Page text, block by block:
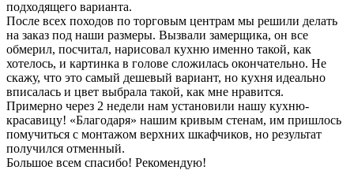
подходящего варианта.
После всех походов по торговым центрам мы решили делать
на заказ под наши размеры. Вызвали замерщика, он все
обмерил, посчитал, нарисовал кухню именно такой, как
хотелось, и картинка в голове сложилась окончательно. Не
скажу, что это самый дешевый вариант, но кухня идеально
вписалась и цвет выбрала такой, как мне нравится.
Примерно через 2 недели нам установили нашу кухню-
красавицу! «Благодаря» нашим кривым стенам, им пришлось
помучиться с монтажом верхних шкафчиков, но результат
получился отменный.
Большое всем спасибо! Рекомендую!